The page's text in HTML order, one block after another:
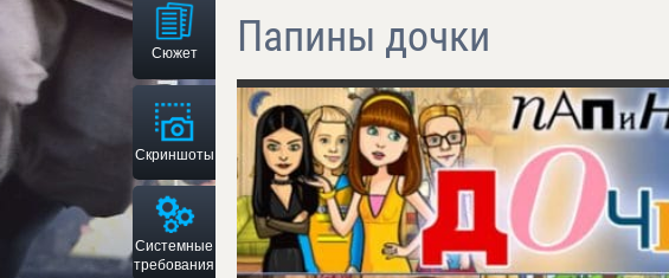
Сюжет
Скриншоты
Системные
требования
Папины дочки